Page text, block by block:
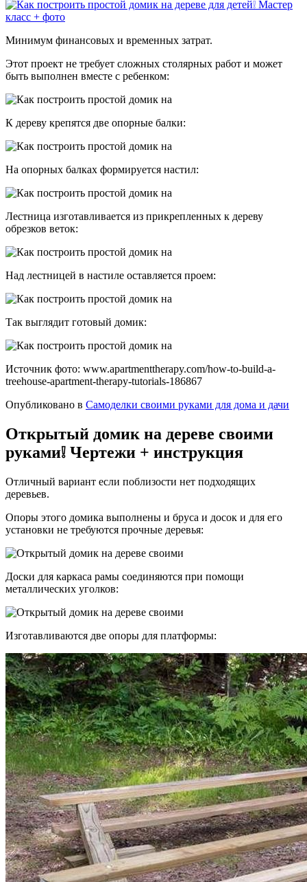
Минимум финансовых и временных затрат.
Этот проект не требует сложных столярных работ и может
быть выполнен вместе с ребенком:
К дереву крепятся две опорные балки:
На опорных балках формируется настил:
Лестница изготавливается из прикрепленных к дереву
обрезков веток:
Над лестницей в настиле оставляется проем:
Так выглядит готовый домик:
Источник фото: www.apartmenttherapy.com/how-to-build-a-
treehouse-apartment-therapy-tutorials-186867
Опубликовано в Самоделки своими руками для дома и дачи
Открытый домик на дереве своими
руками❕ Чертежи + инструкция
Отличный вариант если поблизости нет подходящих
деревьев.
Опоры этого домика выполнены и бруса и досок и для его
установки не требуются прочные деревья:
Доски для каркаса рамы соединяются при помощи
металлических уголков:
Изготавливаются две опоры для платформы: